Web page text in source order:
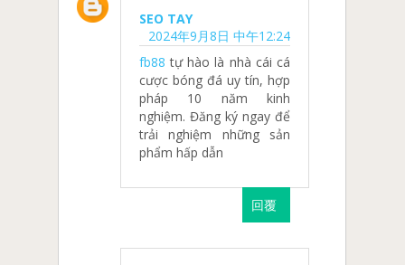
SEO TAY
2024年9月8日 中午12:24
fb88 tự hào là nhà cái cá
cược bóng đá uy tín, hợp
pháp 10 năm kinh
nghiệm. Đăng ký ngay để
trải nghiệm những sản
phẩm hấp dẫn
回覆